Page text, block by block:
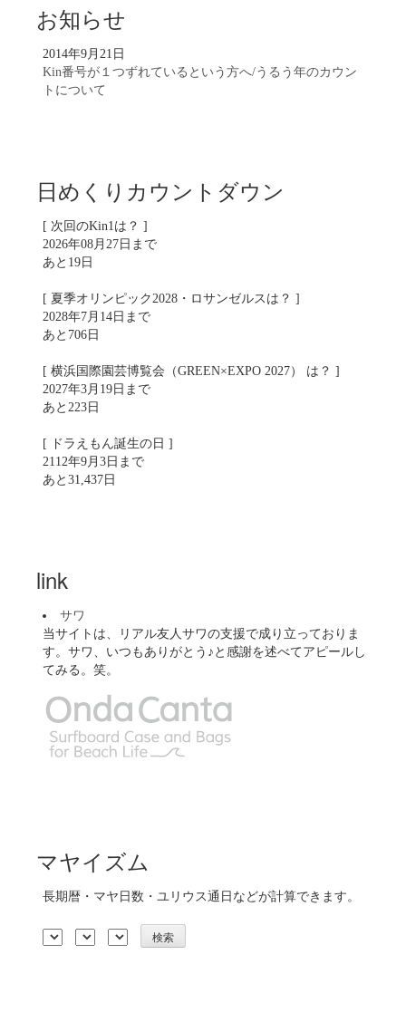
お知らせ
2014年9月21日
Kin番号が１つずれているという方へ/うるう年のカウン
トについて
日めくりカウントダウン
[ 次回のKin1は？ ]
2026年08月27日まで
あと19日
[ 夏季オリンピック2028・ロサンゼルスは？ ]
2028年7月14日まで
あと706日
[ 横浜国際園芸博覧会（GREEN×EXPO 2027） は？ ]
2027年3月19日まで
あと223日
[ ドラえもん誕生の日 ]
2112年9月3日まで
あと31,437日
link
サワ
当サイトは、リアル友人サワの支援で成り立っておりま
す。サワ、いつもありがとう♪と感謝を述べてアピールし
てみる。笑。
マヤイズム
長期暦・マヤ日数・ユリウス通日などが計算できます。